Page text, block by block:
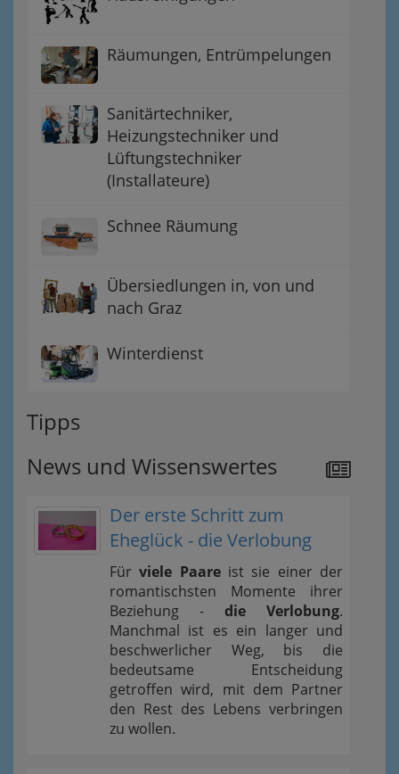
Räumungen, Entrümpelungen
Sanitärtechniker,
Heizungstechniker und
Lüftungstechniker
(Installateure)
Schnee Räumung
Übersiedlungen in, von und
nach Graz
Winterdienst
Tipps
News und Wissenswertes
Der erste Schritt zum
Eheglück - die Verlobung
Fürviele Paareist sie einer der
romantischsten Momente ihrer
Beziehung - die Verlobung.
Manchmal ist es ein langer und
beschwerlicher Weg, bis die
bedeutsame Entscheidung
getroffen wird, mit dem Partner
den Rest des Lebens verbringen
zu wollen.